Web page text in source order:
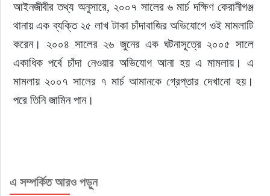
আইনজীবীর তথ্য অনুসারে, ২০০৭ সালের ৬ মার্চ দক্ষিণ কেরানীগঞ্জ
থানায় এক ব্যক্তি ২৫ লাখ টাকা চাঁদাবাজির অভিযোগে ওই মামলাটি
করেন। ২০০৪ সালের ২৬ জুনের এক ঘটনাসূত্রে ২০০৫ সালে
একাধিক পর্বে চাঁদা নেওয়ার অভিযোগ আনা হয় এ মামলায়। এ
মামলায় ২০০৭ সালের ৭ মার্চ আমানকে গ্রেপ্তার দেখানো হয়।
পরে তিনি জামিন পান।
এ সম্পর্কিত আরও পড়ুন